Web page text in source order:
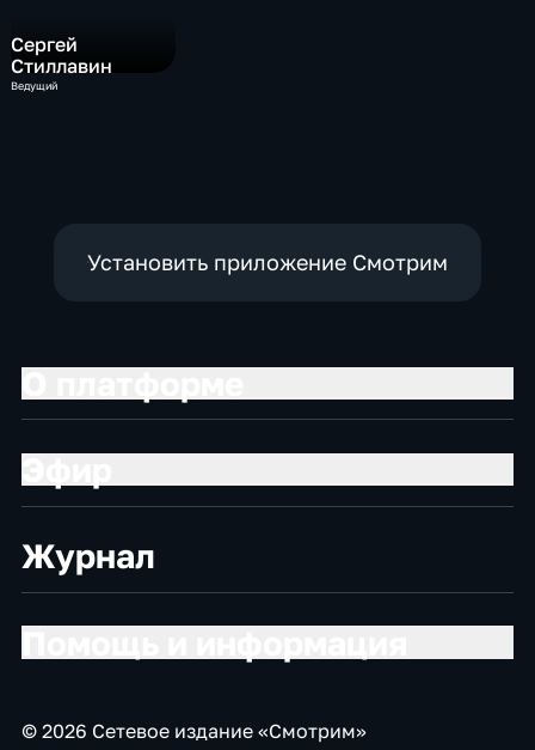
Сергей
Стиллавин
Ведущий
Установить приложение Смотрим
Журнал
© 2026 Сетевое издание «Смотрим»